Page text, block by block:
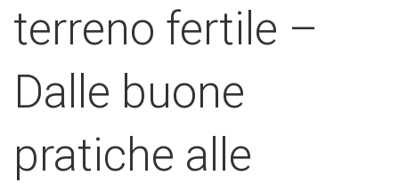
terreno fertile –
Dalle buone
pratiche alle